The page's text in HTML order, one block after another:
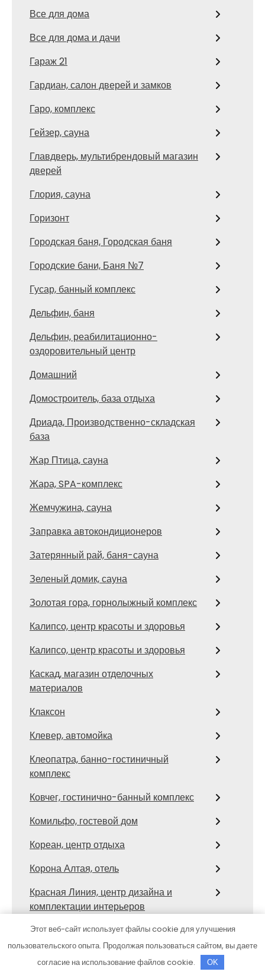
Все для дома
Все для дома и дачи
Гараж 21
Гардиан, салон дверей и замков
Гаро, комплекс
Гейзер, сауна
Главдверь, мультибрендовый магазин
дверей
Глория, сауна
Горизонт
Городская баня, Городская баня
Городские бани, Баня №7
Гусар, банный комплекс
Дельфин, баня
Дельфин, реабилитационно-
оздоровительный центр
Домашний
Домостроитель, база отдыха
Дриада, Производственно-складская
база
Жар Птица, сауна
Жара, SPA-комплекс
Жемчужина, сауна
Заправка автокондиционеров
Затерянный рай, баня-сауна
Зеленый домик, сауна
Золотая гора, горнолыжный комплекс
Калипсо, центр красоты и здоровья
Калипсо, центр красоты и здоровья
Каскад, магазин отделочных
материалов
Клаксон
Клевер, автомойка
Клеопатра, банно-гостиничный
комплекс
Ковчег, гостинично-банный комплекс
Комильфо, гостевой дом
Кореан, центр отдыха
Корона Алтая, отель
Красная Линия, центр дизайна и
комплектации интерьеров
Краснолесье, Комплекс саун
Красный Лев, сауна
Этот веб-сайт использует файлы cookie для улучшения
пользовательского опыта. Продолжая пользоваться сайтом, вы даете
согласие на использование файлов cookie.
OK